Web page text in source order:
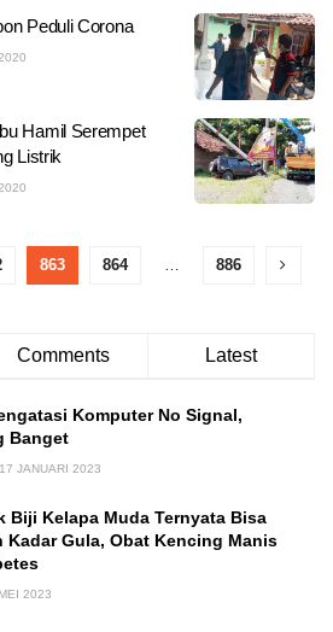
Peduli Corona
Hamil Serempet
Listrik
863 864 … 886
Comments Latest
Komputer No Signal,
Banget
JANUARI 2023
Biji Kelapa Muda Ternyata Bisa
Kadar Gula, Obat Kencing Manis
2023